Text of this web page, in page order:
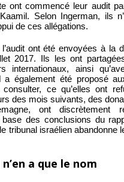
ont commencé leur audit
Selon Ingerman, ils
de ces allégations.
ont été envoyées à la
2017. Ils les ont
internationaux, ainsi
a également été proposé
ce qu’elles ont
des mois suivants, des
ont discrètement
des conclusions du
tribunal israélien abandonne
a que le nom